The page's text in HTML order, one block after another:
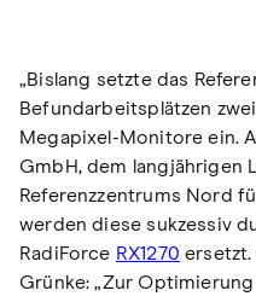
„Bislang setzte das
Befundarbeitsplätzen
Megapixel-Monitore ein.
GmbH, dem langjährigen
Referenzzentrums Nord
werden diese sukzessiv
RadiForce RX1270 ersetzt.
Grünke: „Zur